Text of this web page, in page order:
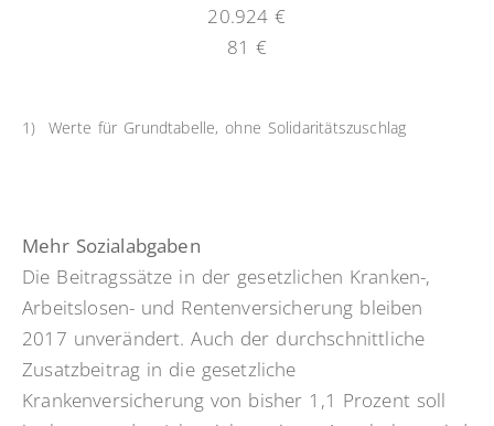
20.924 €
81 €
1) Werte für Grundtabelle, ohne Solidaritätszuschlag
Mehr Sozialabgaben
Die Beitragssätze in der gesetzlichen Kranken-,
Arbeitslosen- und Rentenversicherung bleiben
2017 unverändert. Auch der durchschnittliche
Zusatzbeitrag in die gesetzliche
Krankenversicherung von bisher 1,1 Prozent soll